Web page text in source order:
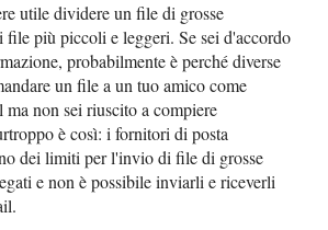
utile dividere un file di grosse
file più piccoli e leggeri. Se sei d'accordo
probabilmente è perché diverse
un file a un tuo amico come
ma non sei riuscito a compiere
è così: i fornitori di posta
dei limiti per l'invio di file di grosse
e non è possibile inviarli e riceverli